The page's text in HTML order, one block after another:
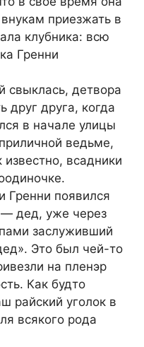
приезжать в
клубника: всю
Гренни
свыклась, детвора
друг друга, когда
в начале улицы
ведьме,
всадники
Гренни появился
дед, уже через
заслуживший
Это был чей-то
на пленэр
Как будто
райский уголок в
всякого рода